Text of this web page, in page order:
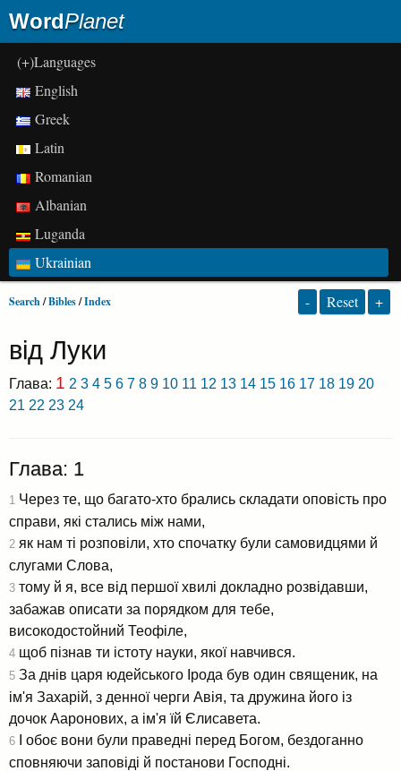
WordPlanet
(+)Languages
English
Greek
Latin
Romanian
Albanian
Luganda
Ukrainian
Search/Bibles/Index - Reset +
від Луки
Глава: 1 2 3 4 5 6 7 8 9 10 11 12 13 14 15 16 17 18 19 20
21 22 23 24
Глава: 1
1 Через те, що багато-хто брались складати оповість про
справи, які стались між нами,
2 як нам ті розповіли, хто спочатку були самовидцями й
слугами Слова,
3 тому й я, все від першої хвилі докладно розвідавши,
забажав описати за порядком для тебе,
високодостойний Теофіле,
4 щоб пізнав ти істоту науки, якої навчився.
5 За днів царя юдейського Ірода був один священик, на
ім'я Захарій, з денної черги Авія, та дружина його із
дочок Ааронових, а ім'я їй Єлисавета.
6 І обоє вони були праведні перед Богом, бездоганно
сповняючи заповіді й постанови Господні.